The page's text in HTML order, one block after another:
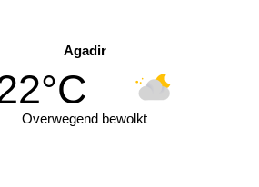
Agadir
Overwegend bewolkt